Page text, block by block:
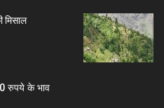
मिसाल
रुपये के भाव